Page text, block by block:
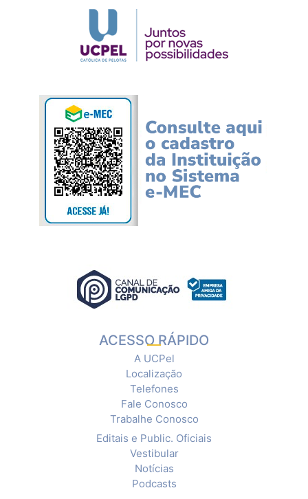
ACESSO RÁPIDO
A UCPel
Localização
Telefones
Fale Conosco
Trabalhe Conosco
Editais e Public. Oficiais
Vestibular
Notícias
Podcasts